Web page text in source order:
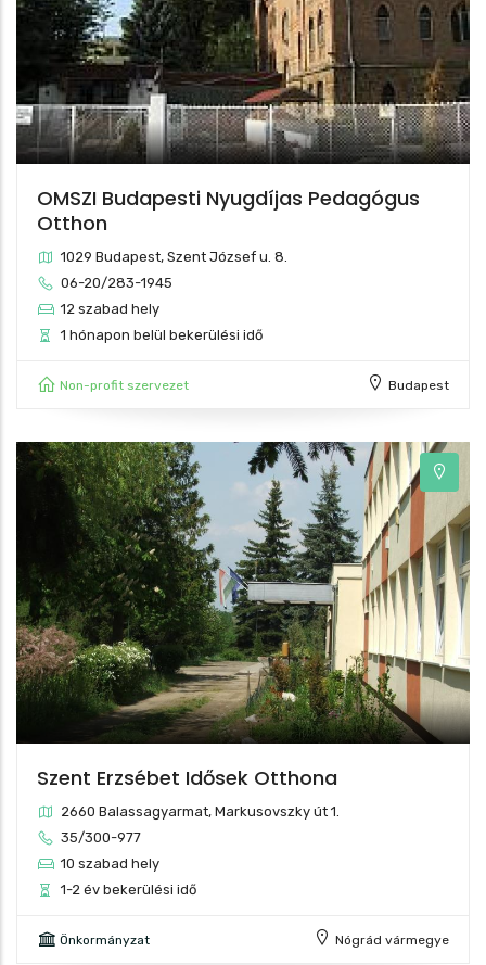
OMSZI Budapesti Nyugdíjas Pedagógus
Otthon
1029 Budapest, Szent József u. 8.
06-20/283-1945
12 szabad hely
1 hónapon belül bekerülési idő
Non-profit szervezet Budapest
Szent Erzsébet Idősek Otthona
2660 Balassagyarmat, Markusovszky út 1.
35/300-977
10 szabad hely
1-2 év bekerülési idő
Önkormányzat Nógrád vármegye